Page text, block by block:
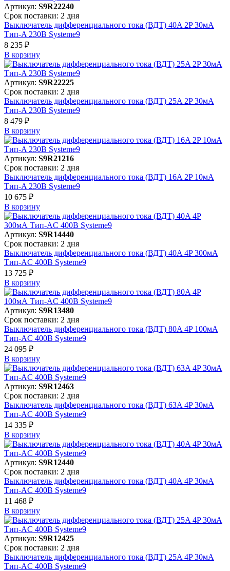
Артикул: S9R22240
Срок поставки: 2 дня
Выключатель дифференциального тока (ВДТ) 40A 2P 30мА
Тип-A 230В Systeme9
8 235 ₽
В корзинy
Артикул: S9R22225
Срок поставки: 2 дня
Выключатель дифференциального тока (ВДТ) 25A 2P 30мА
Тип-A 230В Systeme9
8 479 ₽
В корзинy
Артикул: S9R21216
Срок поставки: 2 дня
Выключатель дифференциального тока (ВДТ) 16A 2P 10мА
Тип-A 230В Systeme9
10 675 ₽
В корзинy
Артикул: S9R14440
Срок поставки: 2 дня
Выключатель дифференциального тока (ВДТ) 40A 4P 300мА
Тип-AC 400В Systeme9
13 725 ₽
В корзинy
Артикул: S9R13480
Срок поставки: 2 дня
Выключатель дифференциального тока (ВДТ) 80A 4P 100мА
Тип-AC 400В Systeme9
24 095 ₽
В корзинy
Артикул: S9R12463
Срок поставки: 2 дня
Выключатель дифференциального тока (ВДТ) 63A 4P 30мА
Тип-AC 400В Systeme9
14 335 ₽
В корзинy
Артикул: S9R12440
Срок поставки: 2 дня
Выключатель дифференциального тока (ВДТ) 40A 4P 30мА
Тип-AC 400В Systeme9
11 468 ₽
В корзинy
Артикул: S9R12425
Срок поставки: 2 дня
Выключатель дифференциального тока (ВДТ) 25A 4P 30мА
Тип-AC 400В Systeme9